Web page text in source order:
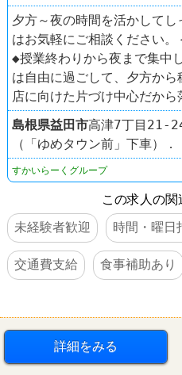
夕方～夜の時間を活かして
はお気軽にご相談ください
◆授業終わりから夜まで集中
は自由に過ごして、夕方か
店に向けた片づけ中心だから
島根県益田市高津7丁目21-
（「ゆめタウン前」下車）．
すかいらーくグループ
この求人の
未経験者歓迎
時間・曜日
交通費支給 食事補助あり
詳細をみる